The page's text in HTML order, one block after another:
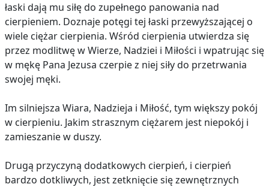
łaski dają mu siłę do zupełnego panowania nad
cierpieniem. Doznaje potęgi tej łaski przewyższającej o
wiele ciężar cierpienia. Wśród cierpienia utwierdza się
przez modlitwę w Wierze, Nadziei i Miłości i wpatrując się
w mękę Pana Jezusa czerpie z niej siły do przetrwania
swojej męki.
Im silniejsza Wiara, Nadzieja i Miłość, tym większy pokój
w cierpieniu. Jakim strasznym ciężarem jest niepokój i
zamieszanie w duszy.
Drugą przyczyną dodatkowych cierpień, i cierpień
bardzo dotkliwych, jest zetknięcie się zewnętrznych